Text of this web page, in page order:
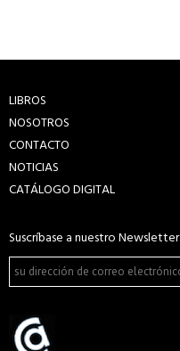
LIBROS
NOSOTROS
CONTACTO
NOTICIAS
CATÁLOGO DIGITAL
Suscríbase a nuestro Newsletter